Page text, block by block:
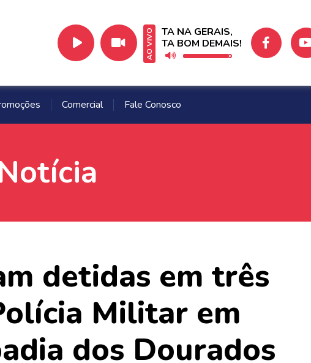
AO VIVO
TA NA GERAIS,
TA BOM DEMAIS!
Comercial Fale Conosco
detidas em três
Militar em
dos Dourados